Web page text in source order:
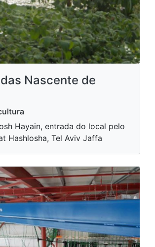
Nascente de
Hayain, entrada do local pelo
Hashlosha, Tel Aviv Jaffa